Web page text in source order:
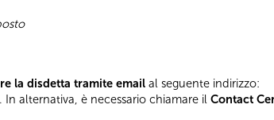
la disdetta tramite email al seguente indirizzo:
alternativa, è necessario chiamare il Contact